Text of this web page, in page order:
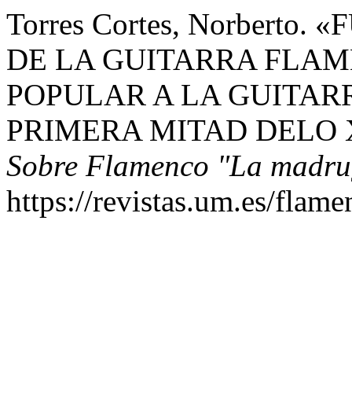
Torres Cortes, Norberto.
DE LA GUITARRA
POPULAR A LA
PRIMERA MITAD
Sobre Flamenco "La
https://revistas.um.es/